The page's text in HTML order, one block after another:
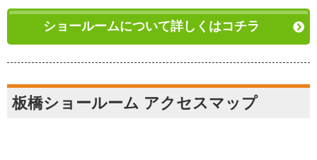
ショールームについて詳しくはコチラ
板橋ショールーム アクセスマップ